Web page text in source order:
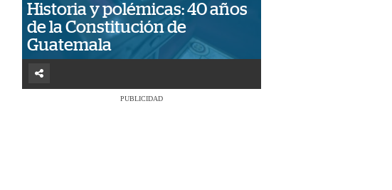
Historia y polémicas: 40 años
de la Constitución de
Guatemala
PUBLICIDAD